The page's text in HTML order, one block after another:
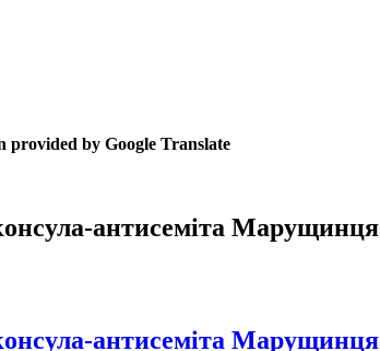
provided by Google Translate
антисеміта Марущинця
антисеміта Марущинця